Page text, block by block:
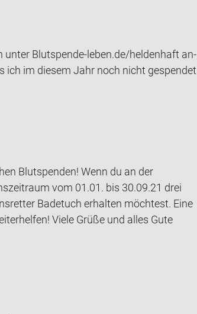
unter Blutspende-​leben.de/hel­den­haft an­
ich im die­sem Jahr noch nicht ge­spen­det
Blutspenden! Wenn du an der
vom 01.01. bis 30.09.21 drei
Badetuch erhalten möchtest. Eine
Viele Grüße und alles Gute